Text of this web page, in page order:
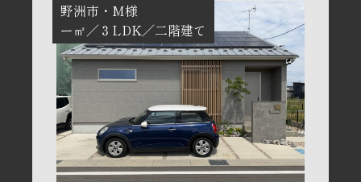
野洲市
M様
ー㎡
３LDK 二階建て